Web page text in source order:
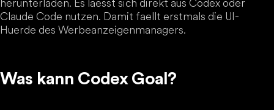
herunterladen. Es laesst sich direkt aus Codex oder
Claude Code nutzen. Damit faellt erstmals die UI-
Huerde des Werbeanzeigenmanagers.
Was kann Codex Goal?